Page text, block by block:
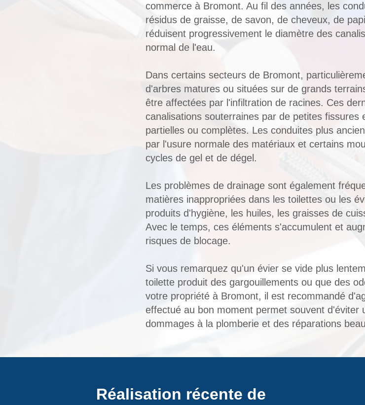
commerce à Bromont. Au fil des années, les
résidus de graisse, de savon, de cheveux, de
réduisent progressivement le diamètre des
normal de l'eau.
Dans certains secteurs de Bromont,
d'arbres matures ou situées sur de grands
être affectées par l'infiltration de racines. Ces
canalisations souterraines par de petites fissures
partielles ou complètes. Les conduites plus
par l'usure normale des matériaux et certains
cycles de gel et de dégel.
Les problèmes de drainage sont également
matières inappropriées dans les toilettes ou les
produits d'hygiène, les huiles, les graisses de
Avec le temps, ces éléments s'accumulent et
risques de blocage.
Si vous remarquez qu'un évier se vide plus
toilette produit des gargouillements ou que des
votre propriété à Bromont, il est recommandé
effectué au bon moment permet souvent d'éviter
dommages à la plomberie et des réparations
Réalisation récente de